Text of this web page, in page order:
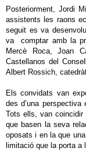
Posteriorment, Jordi
assistents les raons
seguit es va
va comptar amb la
Mercè Roca, Joan
Castellanos del
Albert Rossich,
Els convidats van
des d’una
Tots ells, van coincidir
que basen la seva
oposats i en la que
limitació que la porta a